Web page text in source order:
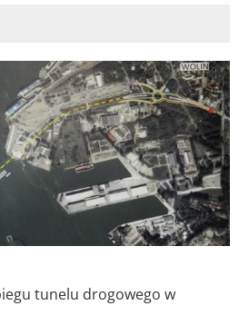
tunelu drogowego w